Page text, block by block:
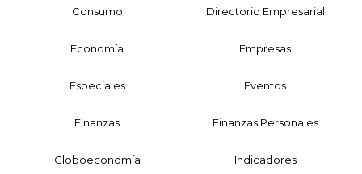
Consumo Directorio Empresarial
Economía Empresas
Especiales Eventos
Finanzas Finanzas Personales
Globoeconomía Indicadores